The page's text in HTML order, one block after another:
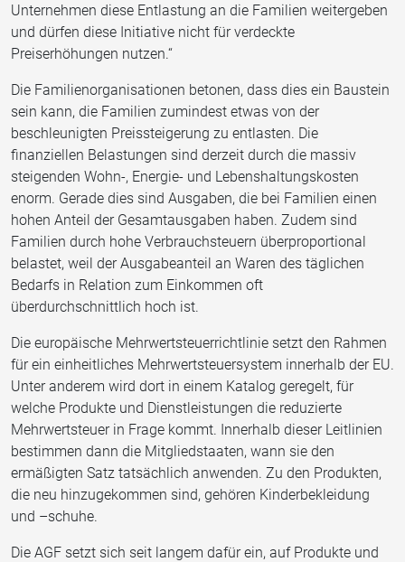
Unternehmen diese Entlastung an die Familien weitergeben
und dürfen diese Initiative nicht für verdeckte
Preiserhöhungen nutzen.“
Die Familienorganisationen betonen, dass dies ein Baustein
sein kann, die Familien zumindest etwas von der
beschleunigten Preissteigerung zu entlasten. Die
finanziellen Belastungen sind derzeit durch die massiv
steigenden Wohn-, Energie- und Lebenshaltungskosten
enorm. Gerade dies sind Ausgaben, die bei Familien einen
hohen Anteil der Gesamtausgaben haben. Zudem sind
Familien durch hohe Verbrauchsteuern überproportional
belastet, weil der Ausgabeanteil an Waren des täglichen
Bedarfs in Relation zum Einkommen oft
überdurchschnittlich hoch ist.
Die europäische Mehrwertsteuerrichtlinie setzt den Rahmen
für ein einheitliches Mehrwertsteuersystem innerhalb der EU.
Unter anderem wird dort in einem Katalog geregelt, für
welche Produkte und Dienstleistungen die reduzierte
Mehrwertsteuer in Frage kommt. Innerhalb dieser Leitlinien
bestimmen dann die Mitgliedstaaten, wann sie den
ermäßigten Satz tatsächlich anwenden. Zu den Produkten,
die neu hinzugekommen sind, gehören Kinderbekleidung
und –schuhe.
Die AGF setzt sich seit langem dafür ein, auf Produkte und